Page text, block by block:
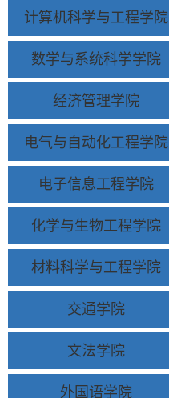
计算机科学与工程学院
数学与系统科学学院
经济管理学院
电气与自动化工程学院
电子信息工程学院
化学与生物工程学院
材料科学与工程学院
交通学院
文法学院
外国语学院